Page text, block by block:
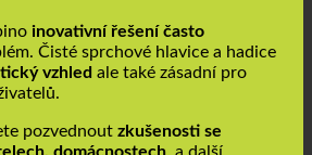
inovativní řešení často
Čisté sprchové hlavice a hadice
vzhled
pozvednoutzkušenosti se